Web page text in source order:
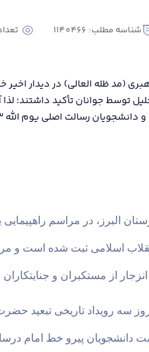
شناسه مطلب: 1140466 تعداد
(مد ظله العالی) در دیدار اخیر
توسط جوانان تأکید داشتند؛
رسالت اصلی یوم الله ۱۳ آبان است.
اسلامی ثبت شده است و
از مستکبران و جنایتکاران